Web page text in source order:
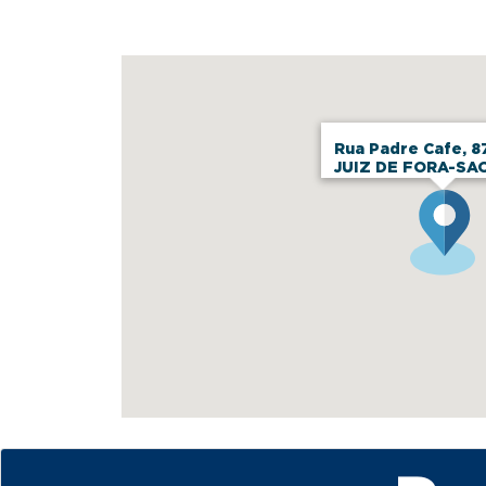
Rua Padre Cafe,
JUIZ DE FORA-